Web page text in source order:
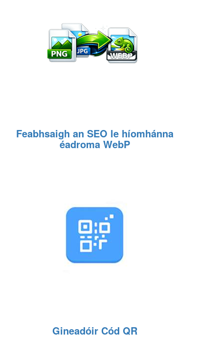
Feabhsaigh an SEO le híomhánna
éadroma WebP
Gineadóir Cód QR